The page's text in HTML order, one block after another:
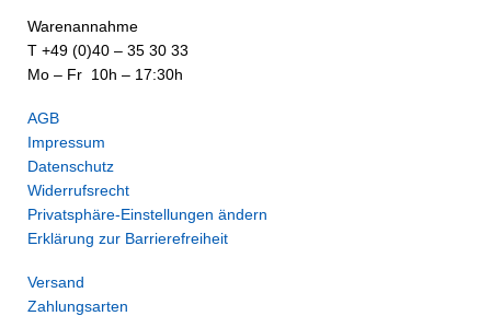
Warenannahme
T +49 (0)40 – 35 30 33
Mo – Fr 10h – 17:30h
AGB
Impressum
Datenschutz
Widerrufsrecht
Privatsphäre-Einstellungen ändern
Erklärung zur Barrierefreiheit
Versand
Zahlungsarten